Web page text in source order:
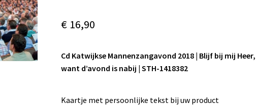
€ 16,90
Cd Katwijkse Mannenzangavond 2018 | Blijf bij mij Heer,
want d’avond is nabij | STH-1418382
Kaartje met persoonlijke tekst bij uw product